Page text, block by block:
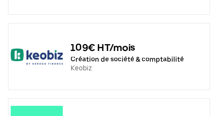
109€ HT/mois
Création de société & comptabilité
Keobiz